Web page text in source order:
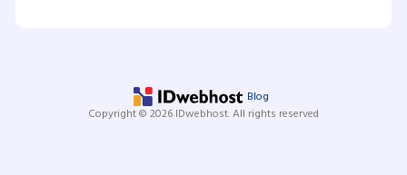
Blog
Copyright © 2026 IDwebhost. All rights reserved